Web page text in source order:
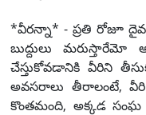
*వీరన్నా* - ప్రతి రోజూ
బుద్దులు
చేస్తుకోవడానికి వీరిని
అవసరాలు తీరాలంటే,
కొంతమంది, అక్కడ సంఘ